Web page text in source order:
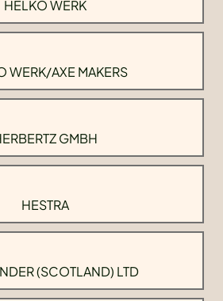
HELKO WERK
WERK/AXE MAKERS
GMBH
HESTRA
(SCOTLAND) LTD